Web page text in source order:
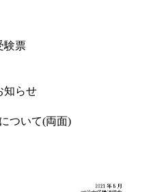
験票
知らせ
ついて(両面)